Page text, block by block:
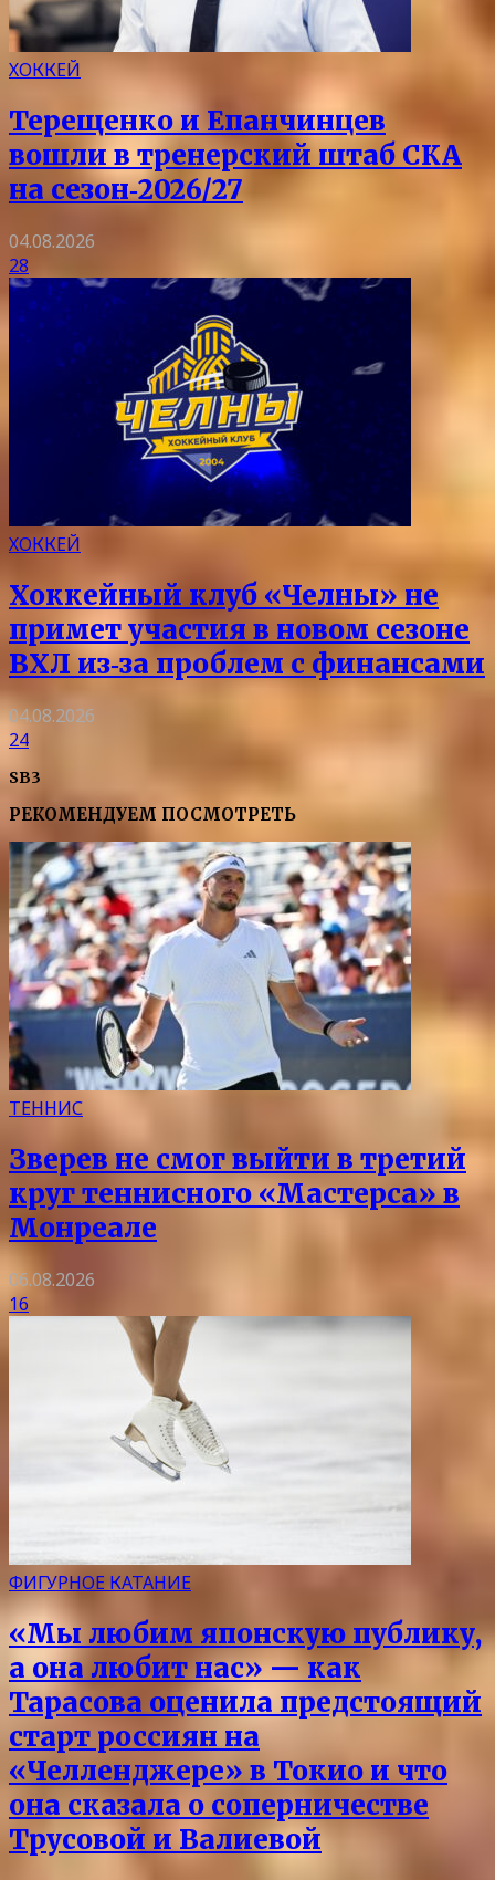
ХОККЕЙ
Терещенко и Епанчинцев
вошли в тренерский штаб СКА
на сезон‑2026/27
04.08.2026
28
ХОККЕЙ
Хоккейный клуб «Челны» не
примет участия в новом сезоне
ВХЛ из‑за проблем с финансами
04.08.2026
24
SB3
РЕКОМЕНДУЕМ ПОСМОТРЕТЬ
ТЕННИС
Зверев не смог выйти в третий
круг теннисного «Мастерса» в
Монреале
06.08.2026
16
ФИГУРНОЕ КАТАНИЕ
«Мы любим японскую публику,
а она любит нас» — как
Тарасова оценила предстоящий
старт россиян на
«Челленджере» в Токио и что
она сказала о соперничестве
Трусовой и Валиевой